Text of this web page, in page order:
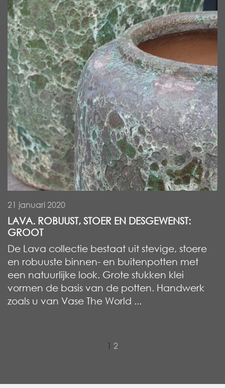
21 januari 2020
LAVA. ROBUUST, STOER EN DESGEWENST:
GROOT
De Lava collectie bestaat uit stevige, stoere
en robuuste binnen- en buitenpotten met
een natuurlijke look. Grote stukken klei
vormen de basis van de potten. Handwerk
zoals u van Vase The World ...
1 2